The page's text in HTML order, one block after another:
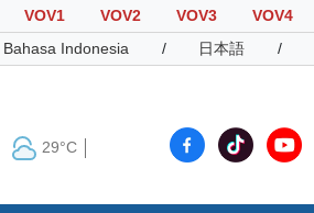
VOV1 VOV2 VOV3 VOV4
Bahasa Indonesia / 日本語 /
29°C